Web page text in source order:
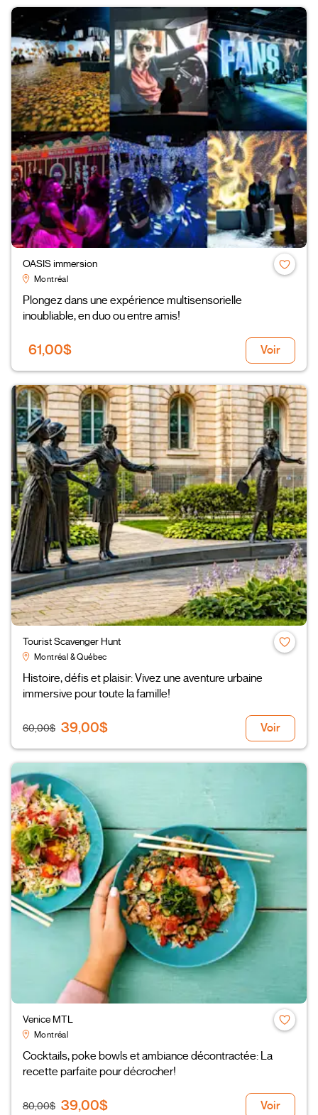
OASIS immersion
Montréal
Plongez dans une expérience multisensorielle
inoubliable, en duo ou entre amis!
61,00$ Voir
Tourist Scavenger Hunt
Montréal & Québec
Histoire, défis et plaisir: Vivez une aventure urbaine
immersive pour toute la famille!
60,00$ 39,00$ Voir
Venice MTL
Montréal
Cocktails, poke bowls et ambiance décontractée: La
recette parfaite pour décrocher!
80,00$ 39,00$ Voir